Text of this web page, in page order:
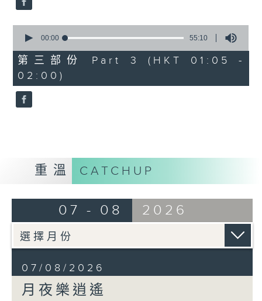
seconds
55
minutes,
10
seconds
00:00 55:10
第三部份 Part 3 (HKT 01:05 -
02:00)
重溫 CATCHUP
07 - 08 2026
07/08/2026
月夜樂逍遙